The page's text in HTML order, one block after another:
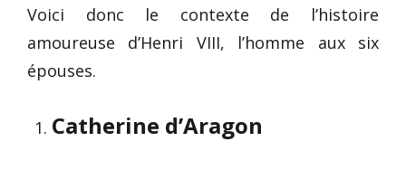
Voici donc le contexte de l’histoire
amoureuse d’Henri VIII, l’homme aux six
épouses.
Catherine d’Aragon